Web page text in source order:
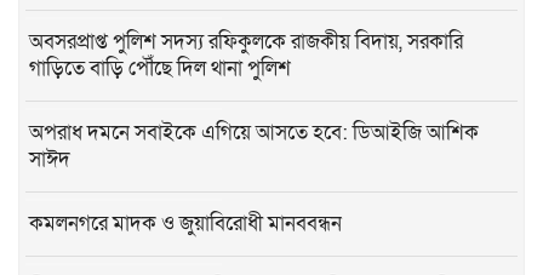
অবসরপ্রাপ্ত পুলিশ সদস্য রফিকুলকে রাজকীয় বিদায়, সরকারি
গাড়িতে বাড়ি পৌঁছে দিল থানা পুলিশ
অপরাধ দমনে সবাইকে এগিয়ে আসতে হবে: ডিআইজি আশিক
সাঈদ
কমলনগরে মাদক ও জুয়াবিরোধী মানববন্ধন